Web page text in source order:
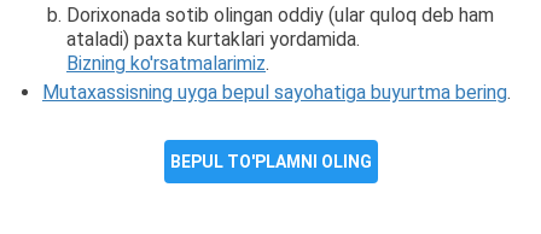
Dorixonada sotib olingan oddiy (ular quloq deb ham
ataladi) paxta kurtaklari yordamida.
Bizning ko'rsatmalarimiz.
Mutaxassisning uyga bepul sayohatiga buyurtma bering.
BEPUL TO'PLAMNI OLING